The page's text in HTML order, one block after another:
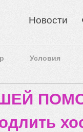
Новости
Условия